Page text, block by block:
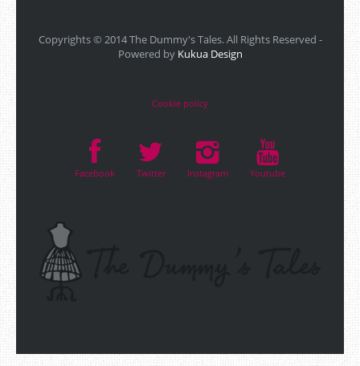
Copyrights © 2014 The Dummy's Tales. All Rights Reserved -
Powered by Kukua Design
Cookie policy
Facebook Twitter Instagram Youtube